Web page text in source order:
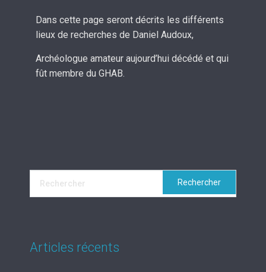
Dans cette page seront décrits les différents
lieux de recherches de Daniel Audoux,
Archéologue amateur aujourd’hui décédé et qui
fût membre du GHAB.
Articles récents